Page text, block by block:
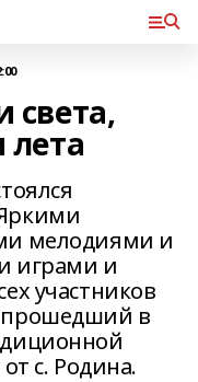
света,
лета
мелодиями и
играми и
участников
прошедший в
с. Родина.